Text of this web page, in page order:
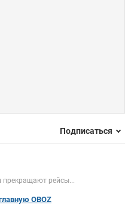
Подписаться
прекращают рейсы...
OBOZ